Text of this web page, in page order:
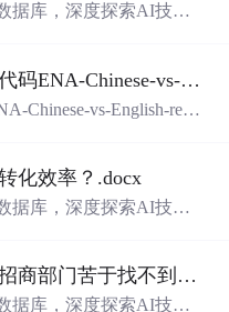
据库，深度探索AI技术
动科技创新与产业创新认知网络分析的网站平替代码ENA-Chinese-vs-English-reproducible.zip
Chinese-vs-English-repro
化效率？.docx
据库，深度探索AI技术
动科技创新与产业创新产业招商如何精准匹配？招商部门苦于找不到符合产业链补链强链方向的目标企业怎么办？.docx
据库，深度探索AI技术